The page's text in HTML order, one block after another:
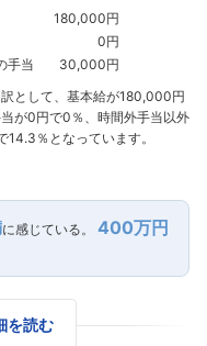
180,000円
0円
手当
30,000円
として、基本給が180,000円
が0円で0％、時間外手当以外
％となっています。
に感じている。 400万円
を読む